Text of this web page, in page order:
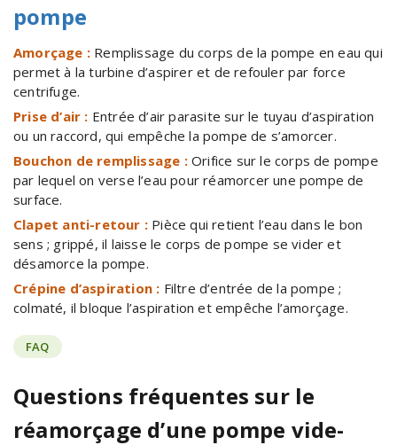
pompe
Amorçage : Remplissage du corps de la pompe en eau qui
permet à la turbine d’aspirer et de refouler par force
centrifuge.
Prise d’air : Entrée d’air parasite sur le tuyau d’aspiration
ou un raccord, qui empêche la pompe de s’amorcer.
Bouchon de remplissage : Orifice sur le corps de pompe
par lequel on verse l’eau pour réamorcer une pompe de
surface.
Clapet anti-retour : Pièce qui retient l’eau dans le bon
sens ; grippé, il laisse le corps de pompe se vider et
désamorce la pompe.
Crépine d’aspiration : Filtre d’entrée de la pompe ;
colmaté, il bloque l’aspiration et empêche l’amorçage.
FAQ
Questions fréquentes sur le
réamorçage d’une pompe vide-